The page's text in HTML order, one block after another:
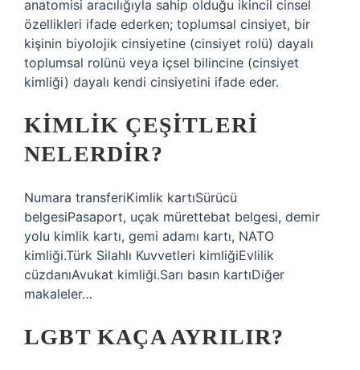
anatomisi aracılığıyla sahip olduğu ikincil cinsel
özellikleri ifade ederken; toplumsal cinsiyet, bir
kişinin biyolojik cinsiyetine (cinsiyet rolü) dayalı
toplumsal rolünü veya içsel bilincine (cinsiyet
kimliği) dayalı kendi cinsiyetini ifade eder.
KIMLIK ÇEŞITLERI
NELERDIR?
Numara transferiKimlik kartıSürücü
belgesiPasaport, uçak mürettebat belgesi, demir
yolu kimlik kartı, gemi adamı kartı, NATO
kimliği.Türk Silahlı Kuvvetleri kimliğiEvlilik
cüzdanıAvukat kimliği.Sarı basın kartıDiğer
makaleler…
LGBT KAÇA AYRILIR?